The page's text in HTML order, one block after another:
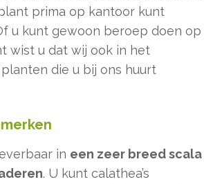
prima op kantoor kunt
u kunt gewoon beroep doen op
wist u dat wij ook in het
die u bij ons huurt
in een zeer breed scala
. U kunt calathea’s